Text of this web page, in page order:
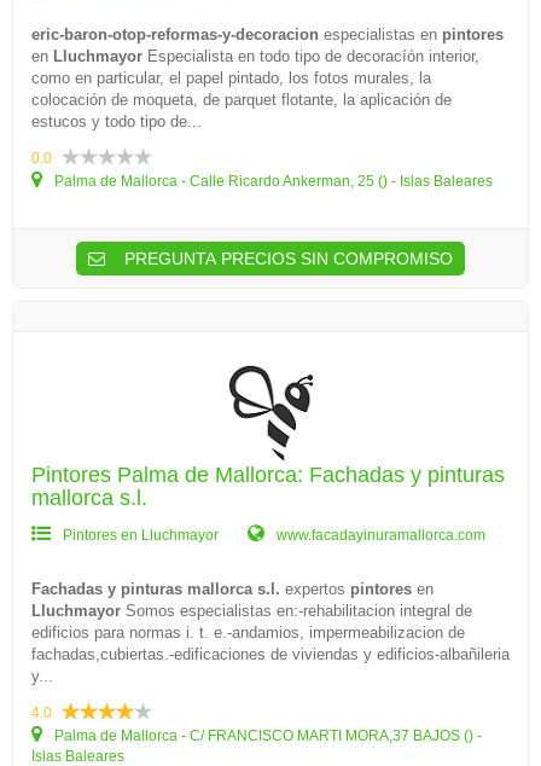
eric-baron-otop-reformas-y-decoracion especialistas en pintores
en Lluchmayor Especialista en todo tipo de decoracíón interior,
como en particular, el papel pintado, los fotos murales, la
colocación de moqueta, de parquet flotante, la aplicación de
estucos y todo tipo de...
0.0
Palma de Mallorca - Calle Ricardo Ankerman, 25 () - Islas Baleares
PREGUNTA PRECIOS SIN COMPROMISO
Pintores Palma de Mallorca: Fachadas y pinturas
mallorca s.l.
Pintores en Lluchmayor www.facadayinuramallorca.com
Fachadas y pinturas mallorca s.l. expertos pintores en
Lluchmayor Somos especialistas en:-rehabilitacion integral de
edificios para normas i. t. e.-andamios, impermeabilizacion de
fachadas,cubiertas.-edificaciones de viviendas y edificios-albañileria
y...
4.0
Palma de Mallorca - C/ FRANCISCO MARTI MORA,37 BAJOS () -
Islas Baleares